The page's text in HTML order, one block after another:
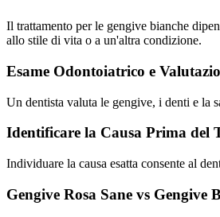
Il trattamento per le gengive bianche
allo stile di vita o a un'altra condizione.
Esame Odontoiatrico e
Un dentista valuta le gengive, i denti e la
Identificare la Causa Prima del
Individuare la causa esatta consente al
Gengive Rosa Sane vs Gengive